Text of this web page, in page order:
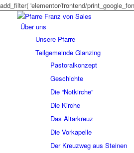
add_filter( 'elementor/frontend/
Über uns
Unsere Pfarre
Teilgemeinde Glanzing
Pastoralkonzept
Geschichte
Die “Notkirche”
Die Kirche
Das Altarkreuz
Die Vorkapelle
Der Kreuzweg aus Steinen